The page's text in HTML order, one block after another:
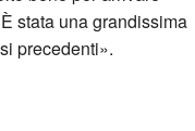
stata una grandissima
precedenti».